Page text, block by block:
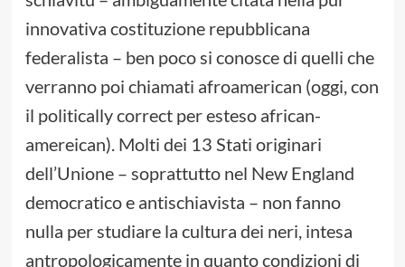
innovativa costituzione repubblicana
federalista – ben poco si conosce di quelli che
verranno poi chiamati afroamerican (oggi, con
il politically correct per esteso african-
amereican). Molti dei 13 Stati originari
dell’Unione – soprattutto nel New England
democratico e antischiavista – non fanno
nulla per studiare la cultura dei neri, intesa
antropologicamente in quanto condizioni di